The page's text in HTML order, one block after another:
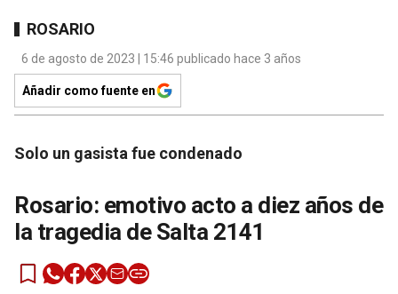
ROSARIO
6 de agosto de 2023 | 15:46 publicado hace 3 años
Añadir como fuente en
Solo un gasista fue condenado
Rosario: emotivo acto a diez años de
la tragedia de Salta 2141